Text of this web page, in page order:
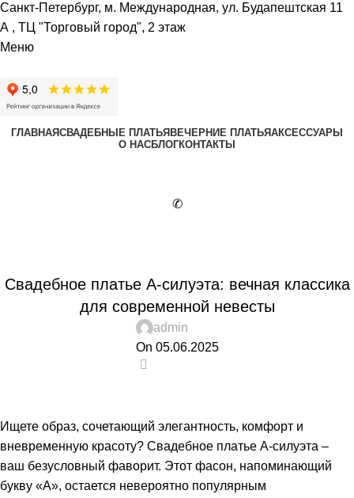
Санкт-Петербург, м. Международная, ул. Будапештская 11
А , ТЦ "Торговый город", 2 этаж
Меню
ГЛАВНАЯСВАДЕБНЫЕ ПЛАТЬЯ ВЕЧЕРНИЕ ПЛАТЬЯАКСЕССУАРЫ
О НАСБЛОГКОНТАКТЫ
✆
Свадебное платье А-силуэта: вечная классика
для современной невесты
admin
On 05.06.2025
Ищете образ, сочетающий элегантность, комфорт и
вневременную красоту? Свадебное платье А-силуэта –
ваш безусловный фаворит. Этот фасон, напоминающий
букву «А», остается невероятно популярным